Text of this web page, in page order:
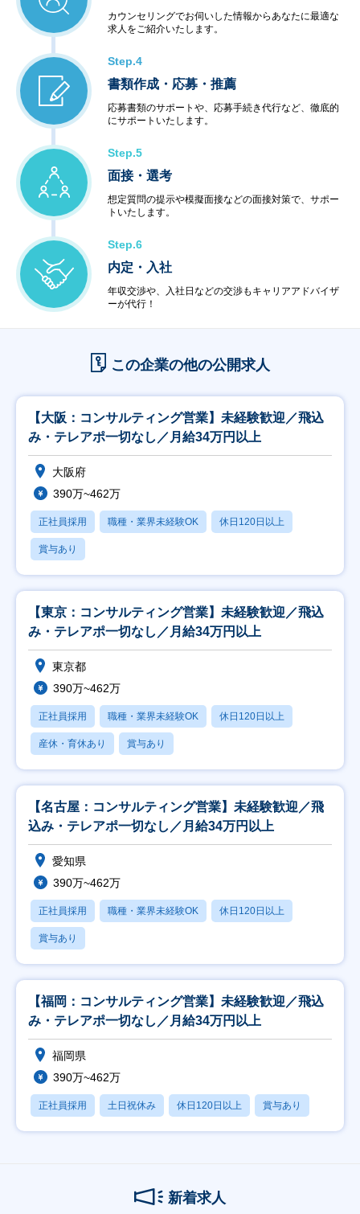
カウンセリングでお伺いした情報からあなたに最適な
求人をご紹介いたします。
Step.4
書類作成・応募・推薦
応募書類のサポートや、応募手続き代行など、徹底的
にサポートいたします。
Step.5
面接・選考
想定質問の提示や模擬面接などの面接対策で、サポー
トいたします。
Step.6
内定・入社
年収交渉や、入社日などの交渉もキャリアアドバイザ
ーが代行！
この企業の他の公開求人
【大阪：コンサルティング営業】未経験歓迎／飛込
み・テレアポ一切なし／月給34万円以上
大阪府
390万~462万
正社員採用 職種・業界未経験OK 休日120日以上
賞与あり
【東京：コンサルティング営業】未経験歓迎／飛込
み・テレアポ一切なし／月給34万円以上
東京都
390万~462万
正社員採用 職種・業界未経験OK 休日120日以上
産休・育休あり 賞与あり
【名古屋：コンサルティング営業】未経験歓迎／飛
込み・テレアポ一切なし／月給34万円以上
愛知県
390万~462万
正社員採用 職種・業界未経験OK 休日120日以上
賞与あり
【福岡：コンサルティング営業】未経験歓迎／飛込
み・テレアポ一切なし／月給34万円以上
福岡県
390万~462万
正社員採用 土日祝休み 休日120日以上 賞与あり
新着求人